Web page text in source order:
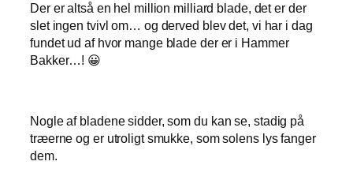
Der er altså en hel million milliard blade, det er der
slet ingen tvivl om… og derved blev det, vi har i dag
fundet ud af hvor mange blade der er i Hammer
Bakker…! 😀
Nogle af bladene sidder, som du kan se, stadig på
træerne og er utroligt smukke, som solens lys fanger
dem.